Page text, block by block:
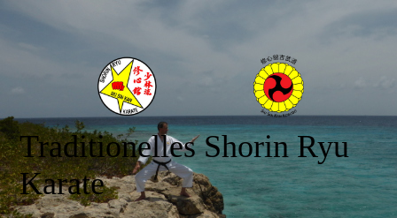
Traditionelles Shorin Ryu
Karate